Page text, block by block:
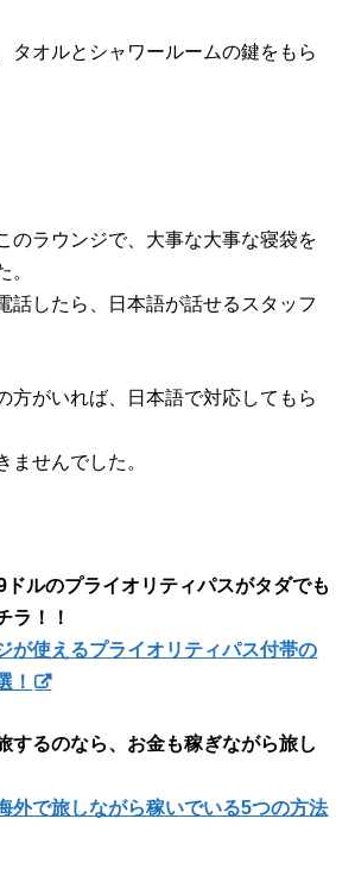
タオルとシャワールームの鍵をもら
のラウンジで、大事な大事な寝袋を
。
話したら、日本語が話せるスタッフ
方がいれば、日本語で対応してもら
ませんでした。
ドルのプライオリティパスがタダでも
ラ！！
が使えるプライオリティパス付帯の
！
するのなら、お金も稼ぎながら旅し
外で旅しながら稼いでいる5つの方法